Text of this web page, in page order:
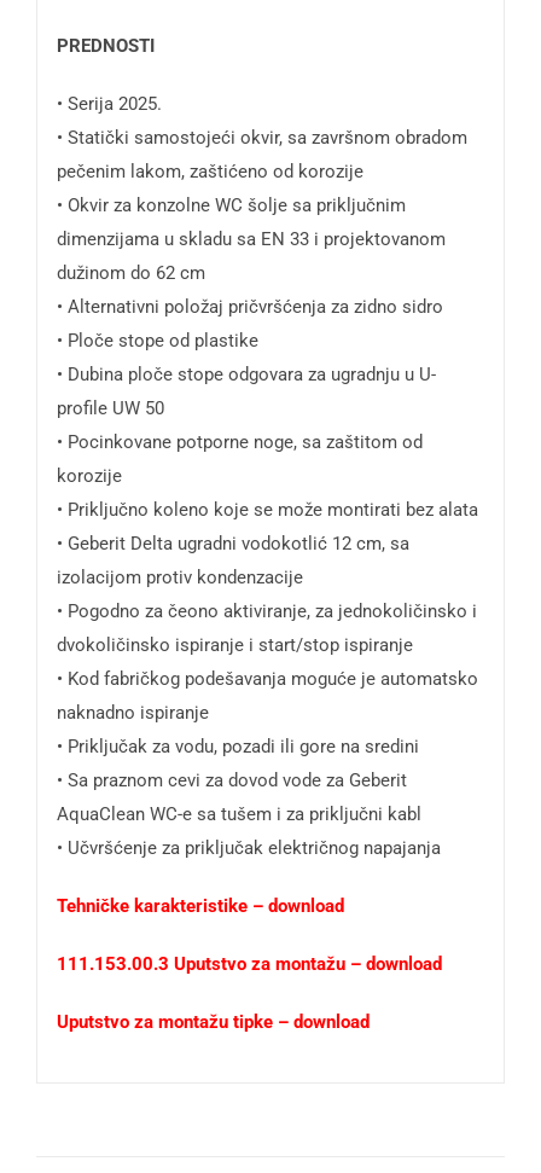
PREDNOSTI
• Serija 2025.
• Statički samostojeći okvir, sa završnom obradom
pečenim lakom, zaštićeno od korozije
• Okvir za konzolne WC šolje sa priključnim
dimenzijama u skladu sa EN 33 i projektovanom
dužinom do 62 cm
• Alternativni položaj pričvršćenja za zidno sidro
• Ploče stope od plastike
• Dubina ploče stope odgovara za ugradnju u U-
profile UW 50
• Pocinkovane potporne noge, sa zaštitom od
korozije
• Priključno koleno koje se može montirati bez alata
• Geberit Delta ugradni vodokotlić 12 cm, sa
izolacijom protiv kondenzacije
• Pogodno za čeono aktiviranje, za jednokoličinsko i
dvokoličinsko ispiranje i start/stop ispiranje
• Kod fabričkog podešavanja moguće je automatsko
naknadno ispiranje
• Priključak za vodu, pozadi ili gore na sredini
• Sa praznom cevi za dovod vode za Geberit
AquaClean WC-e sa tušem i za priključni kabl
• Učvršćenje za priključak električnog napajanja
Tehničke karakteristike – download
111.153.00.3 Uputstvo za montažu – download
Uputstvo za montažu tipke – download